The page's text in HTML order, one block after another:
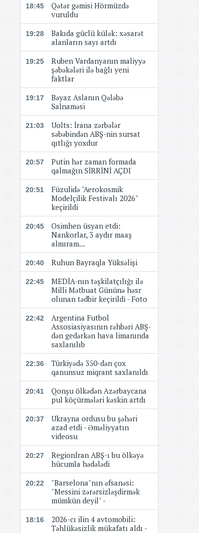
18:45
Qətər gəmisi Hörmüzdə
vuruldu
19:28
Bakıda güclü külək: xəsarət
alanların sayı artdı
19:25
Ruben Vardanyanın maliyyə
şəbəkələri ilə bağlı yeni
faktlar
19:17
Bəyaz Aslanın Qələbə
Salnaməsi
21:03
Uolts: İrana zərbələr
səbəbindən ABŞ-nin sursat
qıtlığı yoxdur
20:57
Putin hər zaman formada
qalmağın SİRRİNİ AÇDI
20:51
Füzulidə "Aerokosmik
Modelçilik Festivalı 2026"
keçirildi
20:45
Osimhen üsyan etdi:
Nankorlar, 3 aydır maaş
almıram...
20:40 Ruhun Bayraqla Yüksəlişi
22:45
MEDİA-nın təşkilatçılığı ilə
Milli Mətbuat Gününə həsr
olunan tədbir keçirildi - Foto
22:42
Argentina Futbol
Assosiasiyasının rəhbəri ABŞ-
dən gedərkən hava limanında
saxlanılıb
22:36
Türkiyədə 350-dən çox
qanunsuz miqrant saxlanıldı
20:41
Qonşu ölkədən Azərbaycana
pul köçürmələri kəskin artdı
20:37
Ukrayna ordusu bu şəhəri
azad etdi - Əməliyyatın
videosu
20:27
Regionİran ABŞ-ı bu ölkəyə
hücumla hədələdi
20:22
"Barselona"nın əfsanəsi:
"Messini zərərsizləşdirmək
mümkün deyil" -
18:16
2026-cı ilin 4 avtomobili:
Təhlükəsizlik mükafatı aldı -